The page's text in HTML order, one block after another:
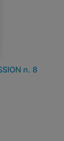
n. 8